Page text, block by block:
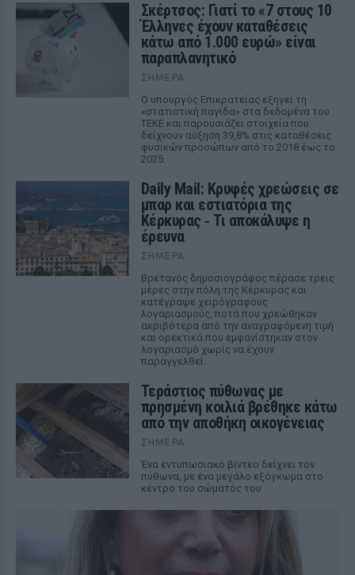
Σκέρτσος: Γιατί το «7 στους 10
Έλληνες έχουν καταθέσεις
κάτω από 1.000 ευρώ» είναι
παραπλανητικό
ΣΉΜΕΡΑ
Ο υπουργός Επικρατείας εξηγεί τη
«στατιστική παγίδα» στα δεδομένα του
ΤΕΚΕ και παρουσιάζει στοιχεία που
δείχνουν αύξηση 39,8% στις καταθέσεις
φυσικών προσώπων από το 2018 έως το
2025.
Daily Mail: Κρυφές χρεώσεις σε
μπαρ και εστιατόρια της
Κέρκυρας ‑ Τι αποκάλυψε η
έρευνα
ΣΉΜΕΡΑ
Βρετανός δημοσιογράφος πέρασε τρεις
μέρες στην πόλη της Κέρκυρας και
κατέγραψε χειρόγραφους
λογαριασμούς, ποτά που χρεώθηκαν
ακριβότερα από την αναγραφόμενη τιμή
και ορεκτικά που εμφανίστηκαν στον
λογαριασμό χωρίς να έχουν
παραγγελθεί.
Τεράστιος πύθωνας με
πρησμένη κοιλιά βρέθηκε κάτω
από την αποθήκη οικογένειας
ΣΉΜΕΡΑ
Ένα εντυπωσιακό βίντεο δείχνει τον
πύθωνα, με ένα μεγάλο εξόγκωμα στο
κέντρο του σώματός του